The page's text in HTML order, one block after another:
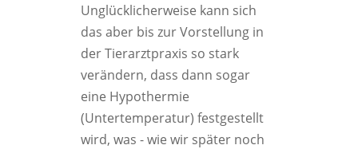
Unglücklicherweise kann sich
das aber bis zur Vorstellung in
der Tierarztpraxis so stark
verändern, dass dann sogar
eine Hypothermie
(Untertemperatur) festgestellt
wird, was - wie wir später noch